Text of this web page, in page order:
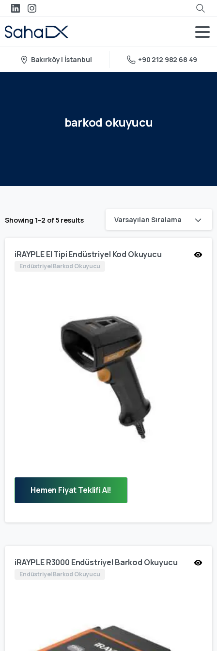
Bakırköy | İstanbul +90 212 982 68 49
barkod okuyucu
Showing 1–2 of 5 results Varsayılan Sıralama
iRAYPLE El Tipi Endüstriyel Kod Okuyucu
Endüstriyel Barkod Okuyucu
Hemen Fiyat Teklifi Al!
iRAYPLE R3000 Endüstriyel Barkod Okuyucu
Endüstriyel Barkod Okuyucu